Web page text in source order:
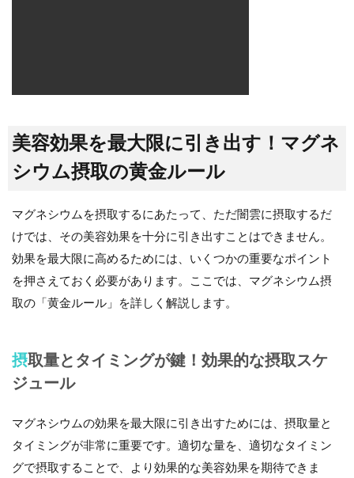
美容効果を最大限に引き出す！マグネ
シウム摂取の黄金ルール
マグネシウムを摂取するにあたって、ただ闇雲に摂取するだ
けでは、その美容効果を十分に引き出すことはできません。
効果を最大限に高めるためには、いくつかの重要なポイント
を押さえておく必要があります。ここでは、マグネシウム摂
取の「黄金ルール」を詳しく解説します。
摂取量とタイミングが鍵！効果的な摂取スケ
ジュール
マグネシウムの効果を最大限に引き出すためには、摂取量と
タイミングが非常に重要です。適切な量を、適切なタイミン
グで摂取することで、より効果的な美容効果を期待できま